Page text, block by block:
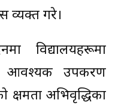
व्यक्त गरे।
विद्यालयहरूमा
आवश्यक उपकरण
क्षमता अभिवृद्धिका